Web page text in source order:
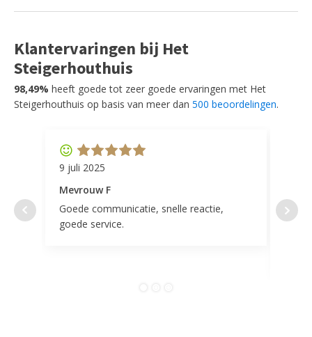
Klantervaringen bij Het
Steigerhouthuis
98,49% heeft goede tot zeer goede ervaringen met Het
Steigerhouthuis op basis van meer dan 500 beoordelingen.
9 juli 2025
Mevrouw F
Goede communicatie, snelle reactie,
goede service.
door